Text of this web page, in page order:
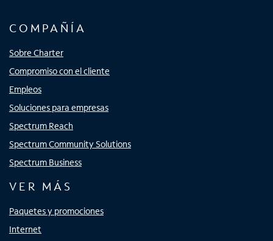
COMPAÑÍA
Sobre Charter
Compromiso con el cliente
Empleos
Soluciones para empresas
Spectrum Reach
Spectrum Community Solutions
Spectrum Business
VER MÁS
Paquetes y promociones
Internet